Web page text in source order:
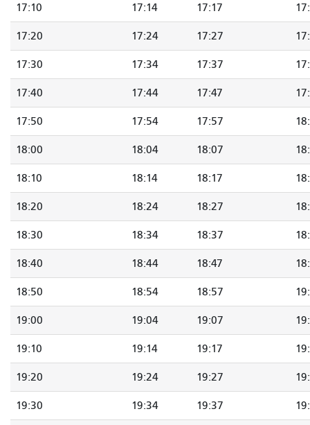
17:10 17:14 17:17
17:20 17:24 17:27
17:30 17:34 17:37
17:40 17:44 17:47
17:50 17:54 17:57
18:00 18:04 18:07
18:10 18:14 18:17
18:20 18:24 18:27
18:30 18:34 18:37
18:40 18:44 18:47
18:50 18:54 18:57
19:00 19:04 19:07
19:10 19:14 19:17
19:20 19:24 19:27
19:30 19:34 19:37